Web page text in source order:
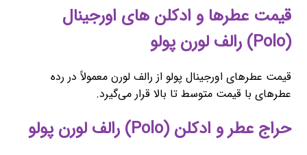
قیمت عطرها و ادکلن های اورجینال
(Polo) رالف لورن پولو
قیمت عطرهای اورجینال پولو از رالف لورن معمولاً در رده
عطرهای با قیمت متوسط تا بالا قرار می‌گیرد.
حراج عطر و ادکلن (Polo) رالف لورن پولو